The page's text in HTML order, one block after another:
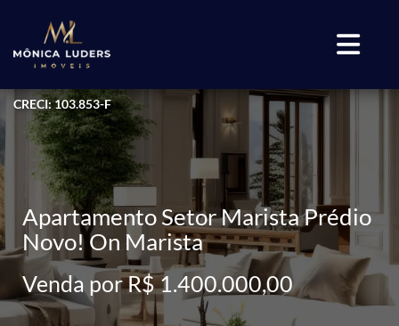
CRECI: 103.853-F
Apartamento Setor Marista Prédio
Novo! On Marista
Venda por R$ 1.400.000,00